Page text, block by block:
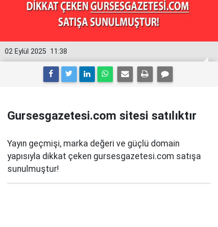
11:38
02 Eylül 2025
Gursesgazetesi.com sitesi satılıktır
Yayın geçmişi, marka değeri ve güçlü domain
yapısıyla dikkat çeken gursesgazetesi.com satışa
sunulmuştur!